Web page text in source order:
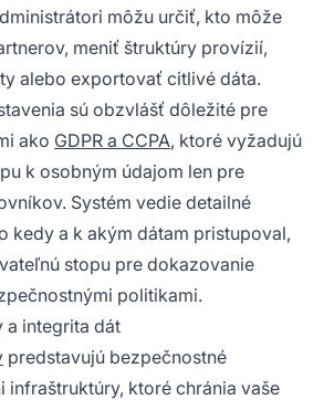
môžu určiť, kto môže
meniť štruktúry provízií,
alebo exportovať citlivé dáta.
sú obzvlášť dôležité pre
ako GDPR a CCPA, ktoré vyžadujú
k osobným údajom len pre
Systém vedie detailné
kedy a k akým dátam pristupoval,
stopu pre dokazovanie
politikami.
a integrita dát
predstavujú bezpečnostné
infraštruktúry, ktoré chránia vaše